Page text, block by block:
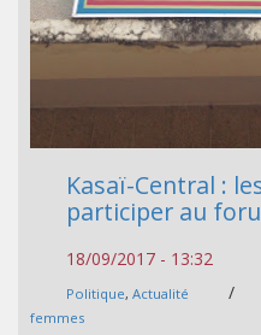
Kasaï-Central :
participer au
18/09/2017 - 13:32
Politique, Actualité /
femmes